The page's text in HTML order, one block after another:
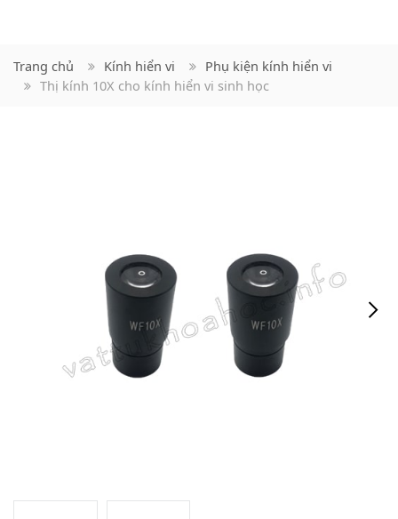
Trang chủ Kính hiển vi
Phụ kiện kính hiển vi
Thị kính 10X cho kính hiển vi sinh học